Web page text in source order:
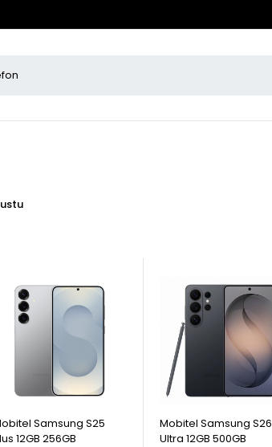
Samsung S25
12GB 256GB
Mobitel Samsung S26
Ultra 12GB 500GB